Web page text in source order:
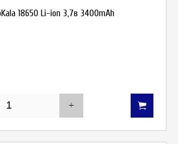
18650 Li-ion 3,7в 3400mAh